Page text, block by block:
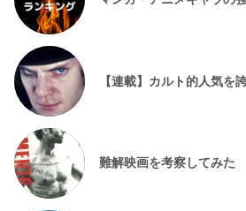
【連載】カルト的人気を
難解映画を考察してみた